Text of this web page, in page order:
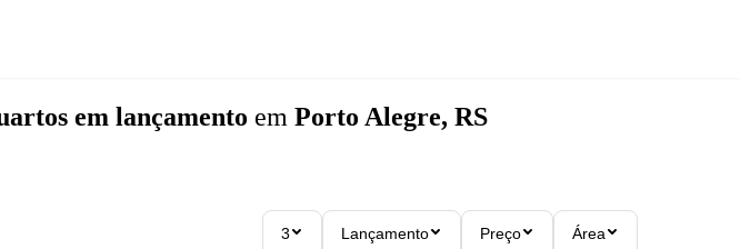
em lançamento em Porto Alegre, RS
3 Lançamento Preço Área